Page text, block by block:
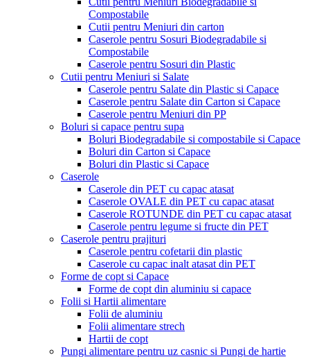
Compostabile
Cutii pentru Meniuri din carton
Caserole pentru Sosuri Biodegradabile si
Compostabile
Caserole pentru Sosuri din Plastic
Cutii pentru Meniuri si Salate
Caserole pentru Salate din Plastic si Capace
Caserole pentru Salate din Carton si Capace
Caserole pentru Meniuri din PP
Boluri si capace pentru supa
Boluri Biodegradabile si compostabile si Capace
Boluri din Carton si Capace
Boluri din Plastic si Capace
Caserole
Caserole din PET cu capac atasat
Caserole OVALE din PET cu capac atasat
Caserole ROTUNDE din PET cu capac atasat
Caserole pentru legume si fructe din PET
Caserole pentru prajituri
Caserole pentru cofetarii din plastic
Caserole cu capac inalt atasat din PET
Forme de copt si Capace
Forme de copt din aluminiu si capace
Folii si Hartii alimentare
Folii de aluminiu
Folii alimentare strech
Hartii de copt
Pungi alimentare pentru uz casnic si Pungi de hartie